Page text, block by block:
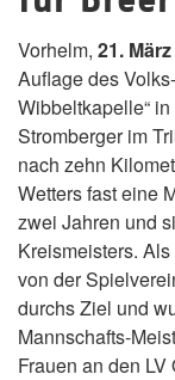
Vorhelm, 21.
Auflage des
Wibbeltkapelle“
Stromberger im
nach zehn
Wetters fast eine
zwei Jahren und
Kreismeisters.
von der
durchs Ziel und
Mannschafts-
Frauen an den LV